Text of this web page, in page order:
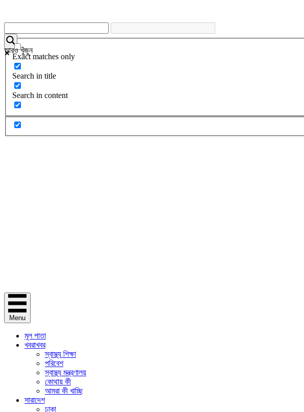
আরও খুঁজুন
Exact matches only
Search in title
Search in content
Menu
মূল পাতা
খবরাখবর
স্বাস্থ্য শিক্ষা
পরিবেশ
স্বাস্থ্য মন্ত্রণালয়
কোথায় কী
আমরা কী খাচ্ছি
সারাদেশ
ঢাকা